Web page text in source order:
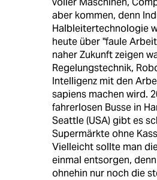
aber kommen, denn
Halbleitertechnologie
heute über "faule
naher Zukunft zeigen
Regelungstechnik,
Intelligenz mit den
sapiens machen wird.
fahrerlosen Busse in
Seattle (USA) gibt es
Supermärkte ohne
Vielleicht sollte man
einmal entsorgen,
ohnehin nur noch die